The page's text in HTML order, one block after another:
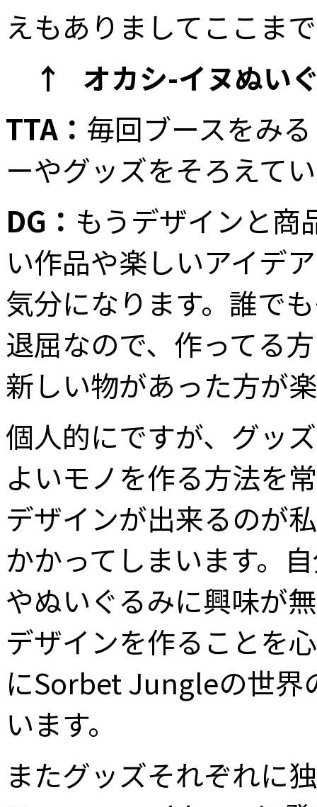
えもありましてここま
↑ オカシ-イヌぬい
TTA： 毎回ブースをみ
ーやグッズをそろえて
DG： もうデザインと商
い作品や楽しいアイデ
気分になります。誰で
退屈なので、作ってる
新しい物があった方が
個人的にですが、グッ
よいモノを作る方法を
デザインが出来るのが
かかってしまいます。
やぬいぐるみに興味が
デザインを作ることを
にSorbet Jungleの世界
います。
またグッズそれぞれに